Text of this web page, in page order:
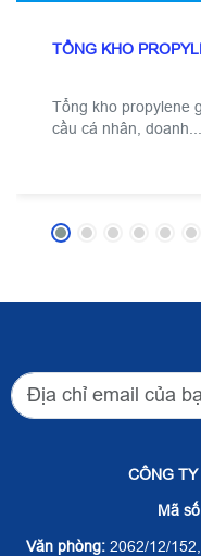
TỔNG KHO
Tổng kho propylene
cầu cá nhân, doanh...
CÔNG
Mã
Văn phòng: 2062/12/